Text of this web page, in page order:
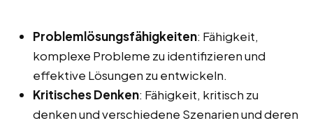
Problemlösungsfähigkeiten: Fähigkeit,
komplexe Probleme zu identifizieren und
effektive Lösungen zu entwickeln.
Kritisches Denken: Fähigkeit, kritisch zu
denken und verschiedene Szenarien und deren